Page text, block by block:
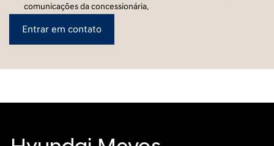
comunicações da concessionária.
Entrar em contato